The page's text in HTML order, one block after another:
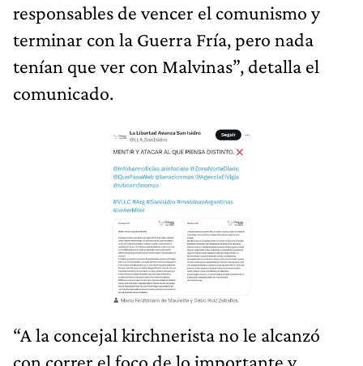
responsables de vencer el comunismo y
terminar con la Guerra Fría, pero nada
tenían que ver con Malvinas”, detalla el
comunicado.
“A la concejal kirchnerista no le alcanzó